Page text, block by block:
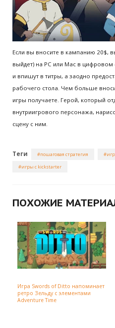
Если вы вносите в кампанию 20$,
выйдет) на PC или Mac в
и впишут в титры, а заодно
рабочего стола. Чем больше
игры получаете. Герой, который
внутриигрового персонажа,
сцену с ним.
Теги пошаговая стратегия
игры с kickstarter
ПОХОЖИЕ
Игра Swords of Ditto напоминает
ретро Зельду с элементами
Adventure Time